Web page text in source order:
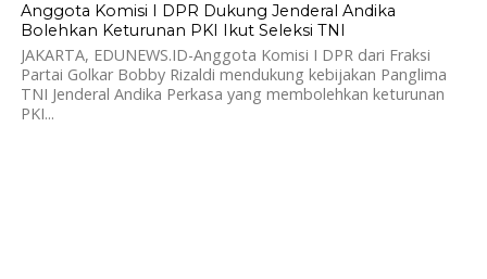
Anggota Komisi I DPR Dukung Jenderal Andika
Bolehkan Keturunan PKI Ikut Seleksi TNI
JAKARTA, EDUNEWS.ID-Anggota Komisi I DPR dari Fraksi
Partai Golkar Bobby Rizaldi mendukung kebijakan Panglima
TNI Jenderal Andika Perkasa yang membolehkan keturunan
PKI...